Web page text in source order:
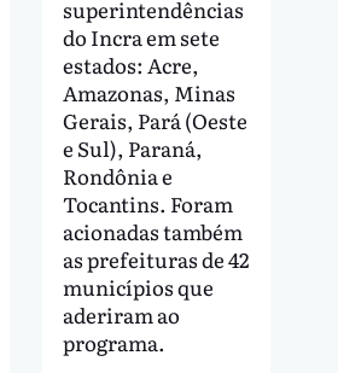
superintendências
do Incra em sete
estados: Acre,
Amazonas, Minas
Gerais, Pará (Oeste
e Sul), Paraná,
Rondônia e
Tocantins. Foram
acionadas também
as prefeituras de 42
municípios que
aderiram ao
programa.